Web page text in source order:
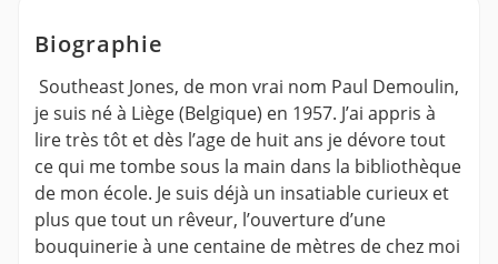
Biographie
Southeast Jones, de mon vrai nom Paul Demoulin,
je suis né à Liège (Belgique) en 1957. J’ai appris à
lire très tôt et dès l’age de huit ans je dévore tout
ce qui me tombe sous la main dans la bibliothèque
de mon école. Je suis déjà un insatiable curieux et
plus que tout un rêveur, l’ouverture d’une
bouquinerie à une centaine de mètres de chez moi